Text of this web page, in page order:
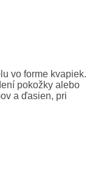
vo forme kvapiek.
pokožky alebo
a ďasien, pri